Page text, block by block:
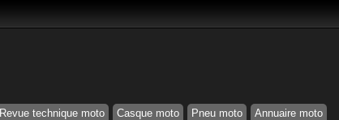
Revue technique moto Casque moto Pneu moto Annuaire moto